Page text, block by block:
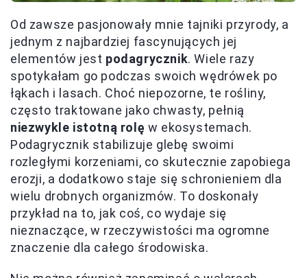
Od zawsze pasjonowały mnie tajniki przyrody, a
jednym z najbardziej fascynujących jej
elementów jest podagrycznik. Wiele razy
spotykałam go podczas swoich wędrówek po
łąkach i lasach. Choć niepozorne, te rośliny,
często traktowane jako chwasty, pełnią
niezwykle istotną rolę w ekosystemach.
Podagrycznik stabilizuje glebę swoimi
rozległymi korzeniami, co skutecznie zapobiega
erozji, a dodatkowo staje się schronieniem dla
wielu drobnych organizmów. To doskonały
przykład na to, jak coś, co wydaje się
nieznaczące, w rzeczywistości ma ogromne
znaczenie dla całego środowiska.